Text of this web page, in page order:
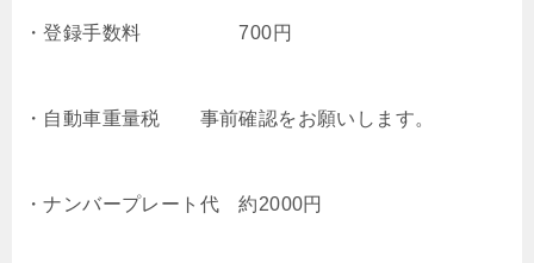
・登録手数料 700円
・自動車重量税 事前確認をお願いします。
・ナンバープレート代 約2000円